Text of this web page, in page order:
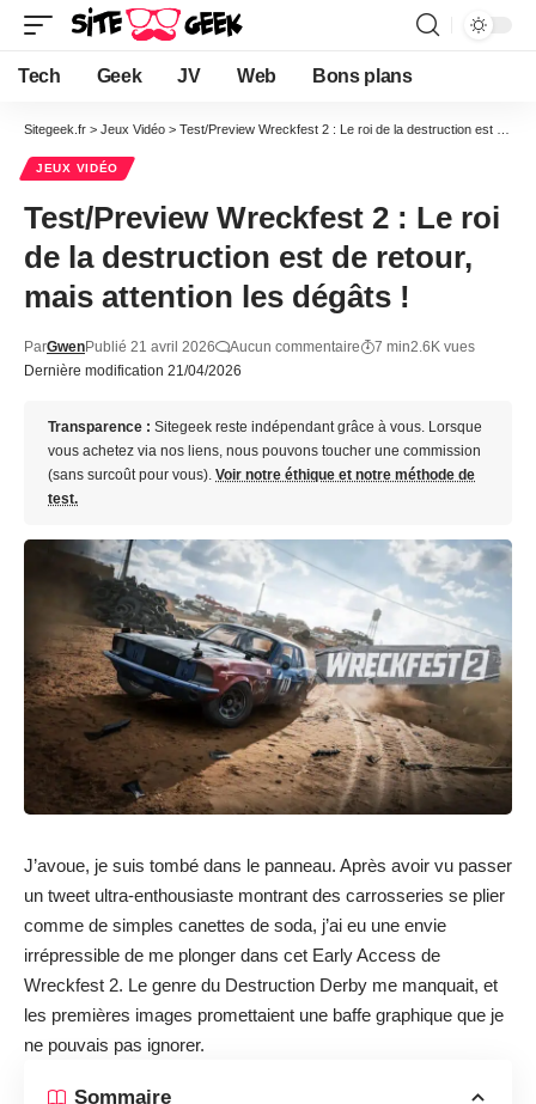
Tech Geek JV Web Bons plans
Sitegeek.fr > Jeux Vidéo > Test/Preview Wreckfest 2 : Le roi de la destruction est de retour, mais attention les dégâts !
JEUX VIDÉO
Test/Preview Wreckfest 2 : Le roi
de la destruction est de retour,
mais attention les dégâts !
Dernière modification 21/04/2026
ParGwenPublié 21 avril 2026 Aucun commentaire 7 min2.6K vues
Transparence : Sitegeek reste indépendant grâce à vous. Lorsque
vous achetez via nos liens, nous pouvons toucher une commission
(sans surcoût pour vous). Voir notre éthique et notre méthode de
test.
J’avoue, je suis tombé dans le panneau. Après avoir vu passer
un tweet ultra-enthousiaste montrant des carrosseries se plier
comme de simples canettes de soda, j’ai eu une envie
irrépressible de me plonger dans cet Early Access de
Wreckfest 2. Le genre du Destruction Derby me manquait, et
les premières images promettaient une baffe graphique que je
ne pouvais pas ignorer.
Sommaire